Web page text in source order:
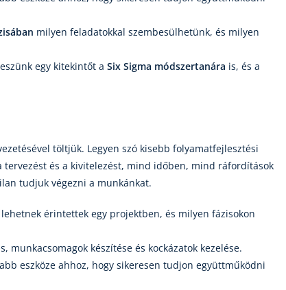
milyen feladatokkal szembesülhetünk, és milyen
egy kitekintőt a Six Sigma módszertanára is, és a
töltjük. Legyen szó kisebb folyamatfejlesztési
tervezést és a kivitelezést, mind időben, mind ráfordítások
tudjuk végezni a munkánkat.
lehetnek érintettek egy projektben, és milyen fázisokon
készítése és kockázatok kezelése.
eszköze ahhoz, hogy sikeresen tudjon együttműködni